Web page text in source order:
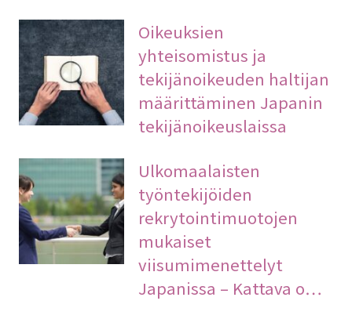
Oikeuksien
yhteisomistus ja
tekijänoikeuden haltijan
määrittäminen Japanin
tekijänoikeuslaissa
Ulkomaalaisten
työntekijöiden
rekrytointimuotojen
mukaiset
viisumimenettelyt
Japanissa – Kattava o…